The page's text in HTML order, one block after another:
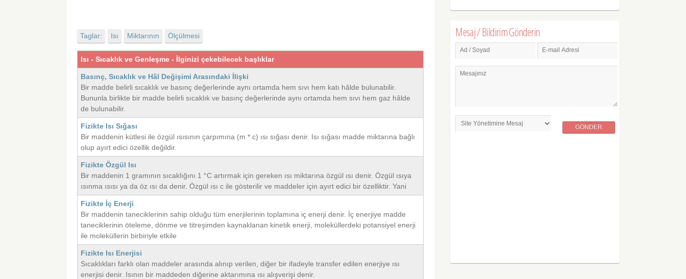
Taglar: Isı Miktarının Ölçülmesi
Isı - Sıcaklık ve Genleşme - İlginizi çekebilecek başlıklar
Basınç, Sıcaklık ve Hâl Değişimi Arasındaki İlişki
Bir madde belirli sıcaklık ve basınç değerlerinde aynı ortamda hem sıvı hem katı hâlde bulunabilir.
Bununla birlikte bir madde belirli sıcaklık ve basınç değerlerinde aynı ortamda hem sıvı hem gaz hâlde
de bulunabilir.
Fizikte Isı Sığası
Bir maddenin kütlesi ile özgül ısısının çarpımına (m * c) ısı sığası denir. Isı sığası madde miktarına bağlı
olup ayırt edici özellik değildir.
Fizikte Özgül Isı
Bir maddenin 1 gramının sıcaklığını 1 °C artırmak için gereken ısı miktarına özgül ısı denir. Özgül ısıya
ısınma ısısı ya da öz ısı da denir. Özgül ısı c ile gösterilir ve maddeler için ayırt edici bir özelliktir. Yani
Fizikte İç Enerji
Bir maddenin taneciklerinin sahip olduğu tüm enerjilerinin toplamına iç enerji denir. İç enerjiye madde
taneciklerinin öteleme, dönme ve titreşimden kaynaklanan kinetik enerji, moleküllerdeki potansiyel enerji
ile moleküllerin birbiriyle etkile
Fizikte Isı Enerjisi
Sıcaklıkları farklı olan maddeler arasında alınıp verilen, diğer bir ifadeyle transfer edilen enerjiye ısı
enerjisi denir. Isının bir maddeden diğerine aktarımına ısı alışverişi denir.
Mesaj / Bildirim Gönderin
Ad / Soyad E-mail Adresi
Mesajınız
GÖNDER